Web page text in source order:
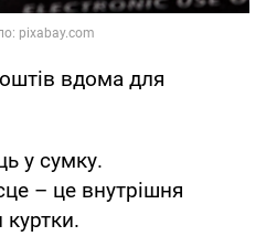
вдома для
у сумку.
– це внутрішня